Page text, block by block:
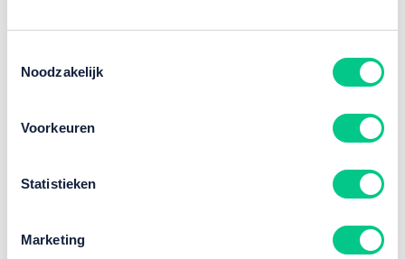
Noodzakelijk
Voorkeuren
Statistieken
Marketing
vrijblijvend uit
Ontdek welke oplossing het beste bij je past. Vul